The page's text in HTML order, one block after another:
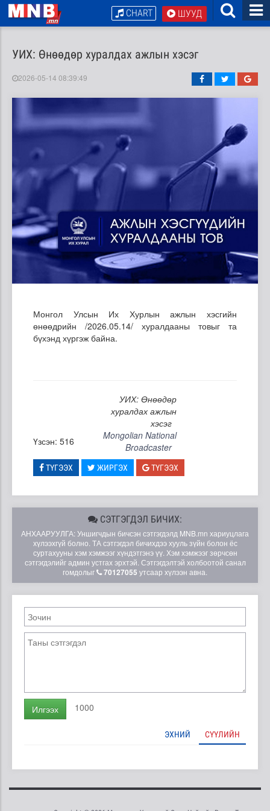
ШУУД
CHART
УИХ: Өнөөдөр хуралдах ажлын хэсэг
2026-05-14 08:39:49
Монгол Улсын Их Хурлын ажлын хэсгийн
өнөөдрийн /2026.05.14/ хуралдааны товыг та
бүхэнд хүргэж байна.
УИХ: Өнөөдөр
хуралдах ажлын
хэсэг
Үзсэн: 516
Mongolian National
Broadcaster
ТҮГЭЭХ ЖИРГЭХ ТҮГЭЭХ
СЭТГЭГДЭЛ БИЧИХ:
АНХААРУУЛГА: Уншигчдын бичсэн сэтгэгдэлд MNB.mn хариуцлага
хүлээхгүй болно. ТА сэтгэгдэл бичихдээ хууль зүйн болон ёс
суртахууны хэм хэмжээг хүндэтгэнэ үү. Хэм хэмжээг зөрчсөн
сэтгэгдэлийг админ устгах эрхтэй. Сэтгэгдэлтэй холбоотой санал
гомдолыг
70127055 утсаар хүлээн авна.
Илгээх 1000
ЭХНИЙ СҮҮЛИЙН